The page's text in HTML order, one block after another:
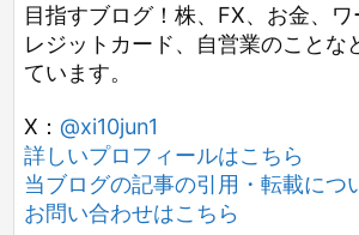
目指すブログ！株、FX、お金、ワ
レジットカード、自営業のことな
ています。
X： @xi10jun1
詳しいプロフィールはこちら
当ブログの記事の引用・転載につ
お問い合わせはこちら